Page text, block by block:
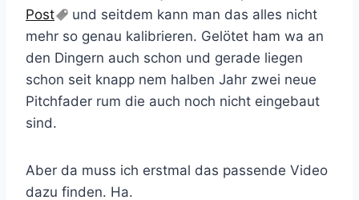
Post
und seitdem kann man das alles nicht
mehr so genau kalibrieren. Gelötet ham wa an
den Dingern auch schon und gerade liegen
schon seit knapp nem halben Jahr zwei neue
Pitchfader rum die auch noch nicht eingebaut
sind.
Aber da muss ich erstmal das passende Video
dazu finden. Ha.